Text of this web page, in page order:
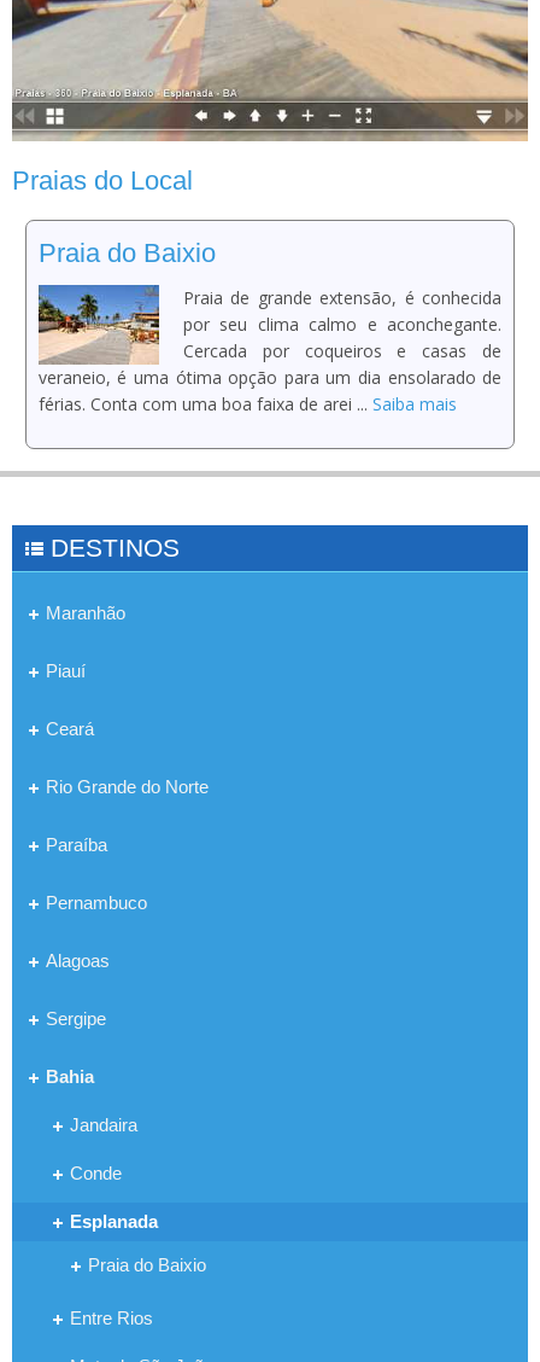
Praias do Local
Praia do Baixio
Praia de grande extensão, é conhecida
por seu clima calmo e aconchegante.
Cercada por coqueiros e casas de
veraneio, é uma ótima opção para um dia ensolarado de
férias. Conta com uma boa faixa de arei ... Saiba mais
DESTINOS
Maranhão
Piauí
Ceará
Rio Grande do Norte
Paraíba
Pernambuco
Alagoas
Sergipe
Bahia
Jandaira
Conde
Esplanada
Praia do Baixio
Entre Rios